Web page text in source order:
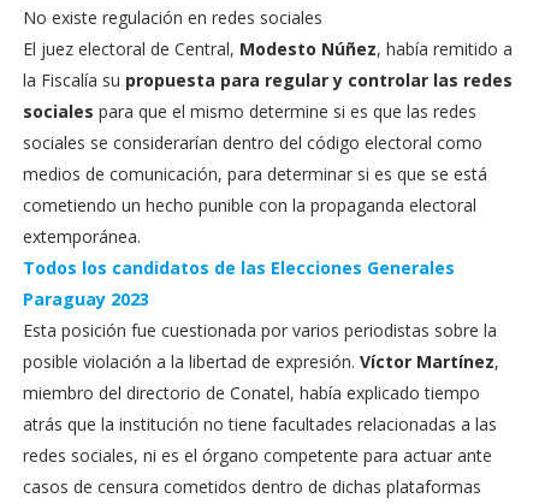
No existe regulación en redes sociales
El juez electoral de Central, Modesto Núñez, había remitido a
la Fiscalía su propuesta para regular y controlar las redes
sociales para que el mismo determine si es que las redes
sociales se considerarían dentro del código electoral como
medios de comunicación, para determinar si es que se está
cometiendo un hecho punible con la propaganda electoral
extemporánea.
Todos los candidatos de las Elecciones Generales
Paraguay 2023
Esta posición fue cuestionada por varios periodistas sobre la
posible violación a la libertad de expresión. Víctor Martínez,
miembro del directorio de Conatel, había explicado tiempo
atrás que la institución no tiene facultades relacionadas a las
redes sociales, ni es el órgano competente para actuar ante
casos de censura cometidos dentro de dichas plataformas